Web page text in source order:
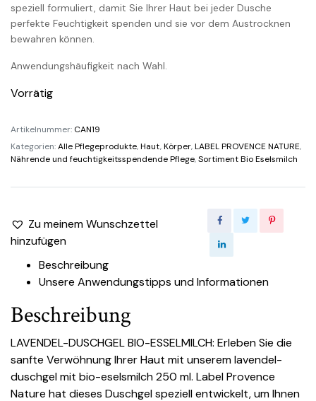
speziell formuliert, damit Sie Ihrer Haut bei jeder Dusche
perfekte Feuchtigkeit spenden und sie vor dem Austrocknen
bewahren können.
Anwendungshäufigkeit nach Wahl.
Vorrätig
Artikelnummer: CAN19
Kategorien:Alle Pflegeprodukte,Haut,Körper,LABEL PROVENCE NATURE,
Nährende und feuchtigkeitsspendende Pflege,Sortiment Bio Eselsmilch
Zu meinem Wunschzettel
hinzufügen
Beschreibung
Unsere Anwendungstipps und Informationen
Beschreibung
LAVENDEL-DUSCHGEL BIO-ESSELMILCH: Erleben Sie die
sanfte Verwöhnung Ihrer Haut mit unserem lavendel-
duschgel mit bio-eselsmilch 250 ml. Label Provence
Nature hat dieses Duschgel speziell entwickelt, um Ihnen